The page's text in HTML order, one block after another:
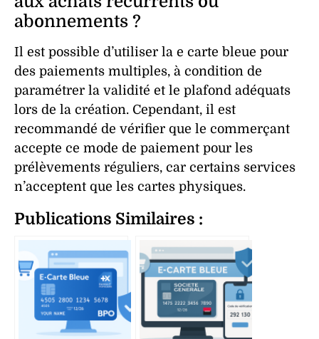
abonnements ?
Il est possible d’utiliser la e carte bleue pour
des paiements multiples, à condition de
paramétrer la validité et le plafond adéquats
lors de la création. Cependant, il est
recommandé de vérifier que le commerçant
accepte ce mode de paiement pour les
prélèvements réguliers, car certains services
n’acceptent que les cartes physiques.
Publications Similaires :